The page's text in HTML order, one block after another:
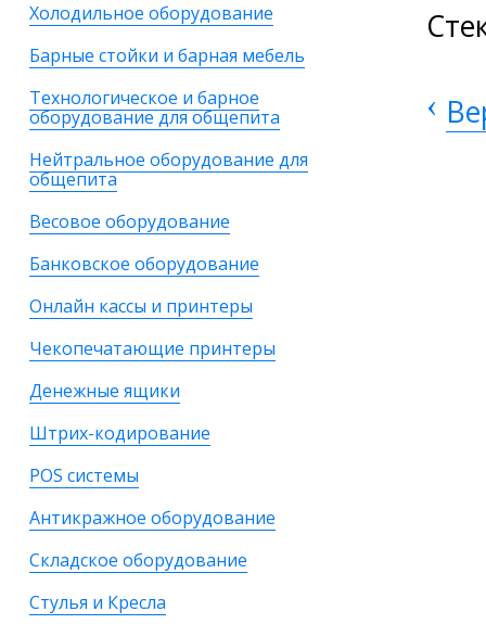
Холодильное оборудование
Барные стойки и барная мебель
Технологическое и барное
оборудование для общепита
Нейтральное оборудование для
общепита
Весовое оборудование
Банковское оборудование
Онлайн кассы и принтеры
Чекопечатающие принтеры
Денежные ящики
Штрих-кодирование
POS системы
Антикражное оборудование
Складское оборудование
Стулья и Кресла
‹